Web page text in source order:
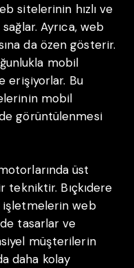
sitelerinin hızlı ve
Ayrıca, web
da özen gösterir.
mobil
erişiyorlar. Bu
mobil
görüntülenmesi
üst
tekniktir. Bıçkıdere
işletmelerin web
tasarlar ve
müşterilerin
daha kolay